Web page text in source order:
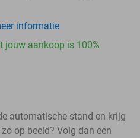
informatie
jouw aankoop is 100%
automatische stand en krijg
op beeld? Volg dan een